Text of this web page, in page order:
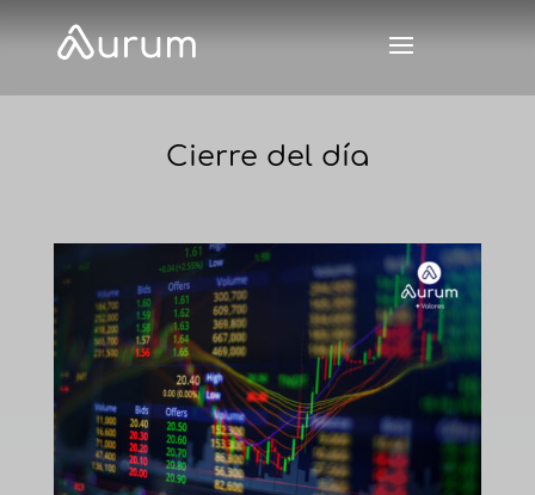
Cierre del día